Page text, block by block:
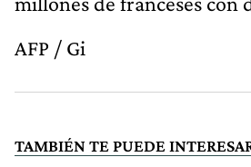
AFP / Gi
TAMBIÉN TE PUEDE